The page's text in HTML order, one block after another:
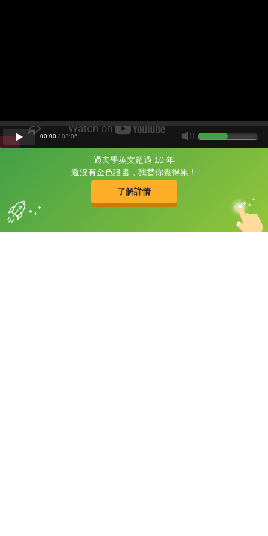
過去學英文超過 10 年
還沒有金色證書，我替你覺得累！
了解詳情
片尾有
攻其不背
的品牌故事
00:00 / 03:06